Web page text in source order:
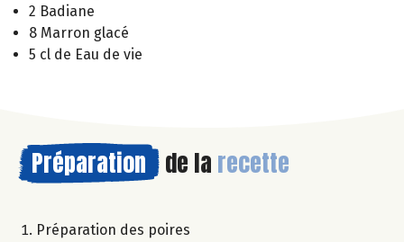
2 Badiane
8 Marron glacé
5 cl de Eau de vie
Préparation de la recette
Préparation des poires